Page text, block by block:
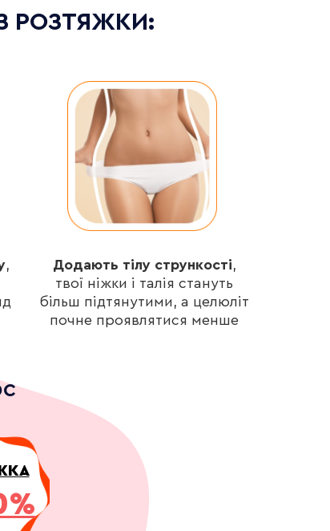
РОЗТЯЖКИ:
,
Додають тілу стрункості,
твої ніжки і талія стануть
більш підтянутими, а целюліт
почне проявлятися менше